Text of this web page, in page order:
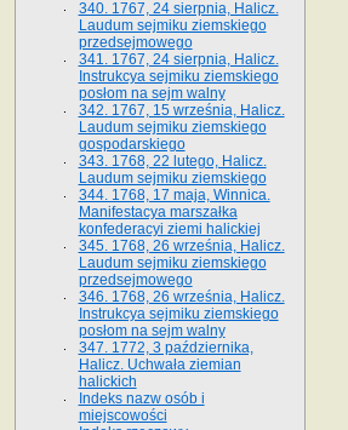
340. 1767, 24 sierpnia, Halicz.
Laudum sejmiku ziemskiego
przedsejmowego
341. 1767, 24 sierpnia, Halicz.
Instrukcya sejmiku ziemskiego
posłom na sejm walny
342. 1767, 15 września, Halicz.
Laudum sejmiku ziemskiego
gospodarskiego
343. 1768, 22 lutego, Halicz.
Laudum sejmiku ziemskiego
344. 1768, 17 maja, Winnica.
Manifestacya marszałka
konfederacyi ziemi halickiej
345. 1768, 26 września, Halicz.
Laudum sejmiku ziemskiego
przedsejmowego
346. 1768, 26 września, Halicz.
Instrukcya sejmiku ziemskiego
posłom na sejm walny
347. 1772, 3 października,
Halicz. Uchwała ziemian
halickich
Indeks nazw osób i
miejscowości